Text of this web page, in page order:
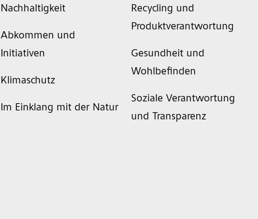
Nachhaltigkeit
Abkommen und
Initiativen
Klimaschutz
Im Einklang mit der Natur
Recycling und
Produktverantwortung
Gesundheit und
Wohlbefinden
Soziale Verantwortung
und Transparenz